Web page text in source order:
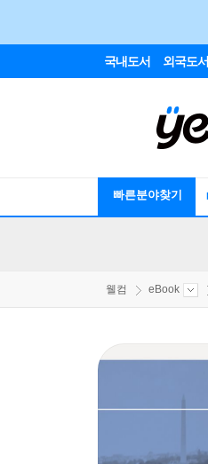
국내도서 외국도서
빠른분야찾기
웰컴 eBook